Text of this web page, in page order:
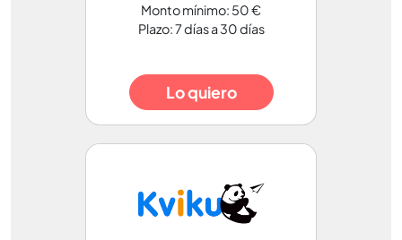
Monto mínimo: 50 €
Plazo: 7 días a 30 días
Lo quiero